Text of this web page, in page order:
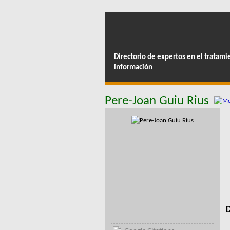
Directorio de expertos en el
información
Pere-Joan Guiu Rius